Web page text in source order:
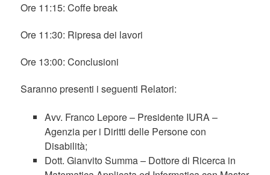
Ore 11:15: Coffe break
Ore 11:30: Ripresa dei lavori
Ore 13:00: Conclusioni
Saranno presenti i seguenti Relatori:
Avv. Franco Lepore – Presidente IURA –
Agenzia per i Diritti delle Persone con
Disabilità;
Dott. Gianvito Summa – Dottore di Ricerca in